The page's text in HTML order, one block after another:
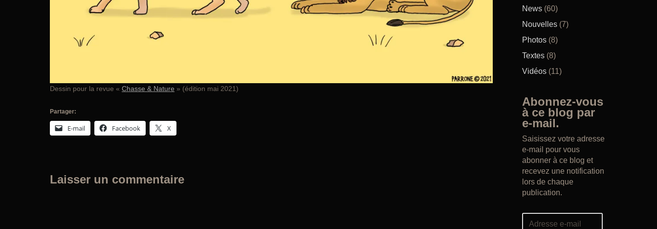
Dessin pour la revue « Chasse & Nature » (édition mai 2021)
Partager:
E-mail Facebook X
Laisser un commentaire
News (60)
Nouvelles (7)
Photos (8)
Textes (8)
Vidéos (11)
Abonnez-vous
à ce blog par
e-mail.
Saisissez votre adresse
e-mail pour vous
abonner à ce blog et
recevez une notification
lors de chaque
publication.